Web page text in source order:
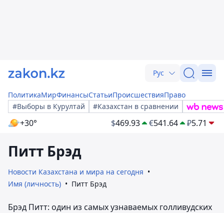
Рус
ПолитикаМирФинансыСтатьиПроисшествияПраво
#Выборы в Курултай
#Казахстан в сравнении
+30° $469.93 €541.64 ₽5.71
Питт Брэд
Новости Казахстана и мира на сегодня
Имя (личность)
Питт Брэд
Брэд Питт: один из самых узнаваемых голливудских